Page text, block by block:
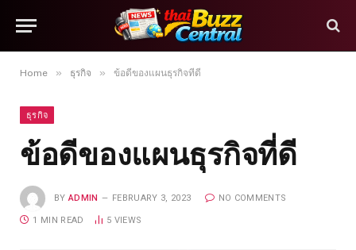
Home » ธุรกิจ » ข้อดีของแผนธุรกิจที่ดี
ธุรกิจ
ข้อดีของแผนธุรกิจที่ดี
BY ADMIN FEBRUARY 3, 2023 NO COMMENTS
1 MIN READ 5 VIEWS